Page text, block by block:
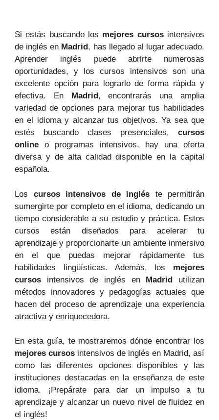
Si estás buscando los mejores cursosintensivos
de inglés en Madrid , has llegado al lugar adecuado.
Aprender inglés puede abrirte numerosas
oportunidades, y los cursos intensivos son una
excelente opción para lograrlo de forma rápida y
efectiva. En
Madrid , encontrarás una amplia
variedad de opciones para mejorar tus habilidades
en el idioma y alcanzar tus objetivos. Ya sea que
estés buscando clases presenciales, cursos
online o programas intensivos, hay una oferta
diversa y de alta calidad disponible en la capital
española.
Los cursos intensivos de inglés te permitirán
sumergirte por completo en el idioma, dedicando un
tiempo considerable a su estudio y práctica. Estos
cursos están diseñados para acelerar tu
aprendizaje y proporcionarte un ambiente inmersivo
en el que puedas mejorar rápidamente tus
habilidades lingüísticas. Además, los mejores
cursos intensivos de inglés en Madrid utilizan
métodos innovadores y pedagogías actuales que
hacen del proceso de aprendizaje una experiencia
atractiva y enriquecedora.
En esta guía, te mostraremos dónde encontrar los
mejores cursos intensivos de inglés en Madrid, así
como las diferentes opciones disponibles y las
instituciones destacadas en la enseñanza de este
idioma. ¡Prepárate para dar un impulso a tu
aprendizaje y alcanzar un nuevo nivel de fluidez en
el inglés!